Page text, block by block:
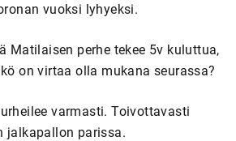
vuoksi lyhyeksi.
Matilaisen perhe tekee 5v kuluttua,
on virtaa olla mukana seurassa?
varmasti. Toivottavasti
jalkapallon parissa.